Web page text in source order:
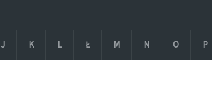
J K L Ł M N O P